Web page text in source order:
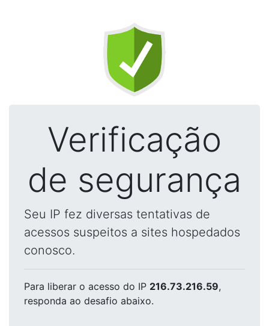
Verificação
de segurança
Seu IP fez diversas tentativas de
acessos suspeitos a sites hospedados
conosco.
Para liberar o acesso do IP 216.73.216.59,
responda ao desafio abaixo.